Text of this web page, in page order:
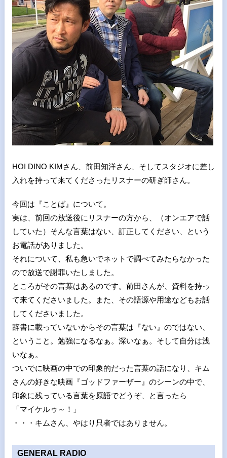
HOI DINO KIMさん、前田知洋さん、そしてスタジオに差し
入れを持って来てくださったリスナーの研ぎ師さん。
今回は『ことば』について。
実は、前回の放送後にリスナーの方から、（オンエアで話
していた）そんな言葉はない、訂正してください、という
お電話がありました。
それについて、私も急いでネットで調べてみたらなかった
ので放送で謝罪いたしました。
ところがその言葉はあるのです。前田さんが、資料を持っ
て来てくださいました。また、その語源や用途などもお話
してくださいました。
辞書に載っていないからその言葉は『ない』のではない、
ということ。勉強になるなぁ。深いなぁ。そして自分は浅
いなぁ。
ついでに映画の中での印象的だった言葉の話になり、キム
さんの好きな映画『ゴッドファーザー』のシーンの中で、
印象に残っている言葉を原語でどうぞ、と言ったら
「マイケルゥ～！」
・・・キムさん、やはり只者ではありません。
GENERAL RADIO